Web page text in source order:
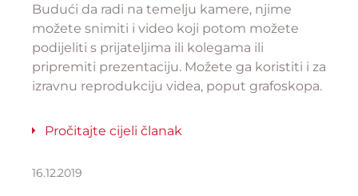
Budući da radi na temelju kamere, njime
možete snimiti i video koji potom možete
podijeliti s prijateljima ili kolegama ili
pripremiti prezentaciju. Možete ga koristiti i za
izravnu reprodukciju videa, poput grafoskopa.
Pročitajte cijeli članak
16.12.2019